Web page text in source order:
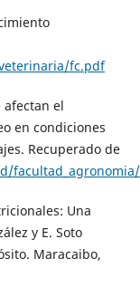
fc.pdf
afectan el
en condiciones
Recuperado de
Una
y E. Soto
Maracaibo,